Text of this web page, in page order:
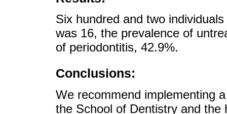
Six hundred and two
was 16, the prevalence of
of periodontitis, 42.9%.
Conclusions:
We recommend implementing
the School of Dentistry and